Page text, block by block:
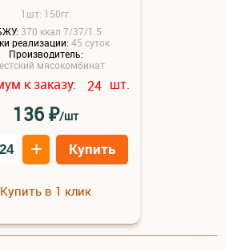
1шт: 150гг.
370 ккал 7/37/1.5
реализации:45 суток
Производитель:
мясокомбинат
к заказу: 24 шт.
136₽/шт
+ Купить
Купить в 1 клик